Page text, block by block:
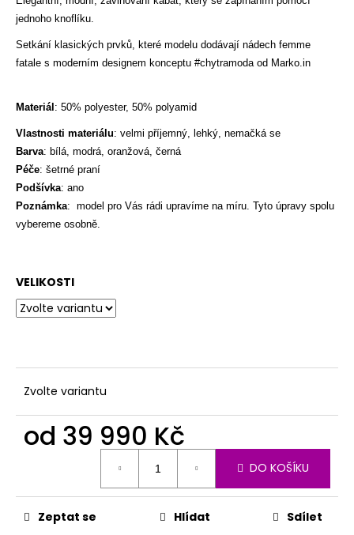
jednoho knoflíku.
Setkání klasických prvků, které modelu dodávají nádech femme
fatale s moderním designem konceptu #chytramoda od Marko.in
Materiál: 50% polyester, 50% polyamid
Vlastnosti materiálu: velmi příjemný, lehký, nemačká se
Barva: bílá, modrá, oranžová, černá
Péče: šetrné praní
Podšívka: ano
Poznámka: model pro Vás rádi upravíme na míru. Tyto úpravy spolu
vybereme osobně.
VELIKOSTI
Zvolte variantu
od 39 990 Kč
DO KOŠÍKU
Zeptat se Hlídat Sdílet
u
j
e
m